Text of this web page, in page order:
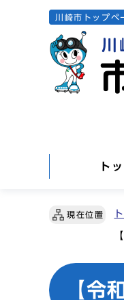
川崎市トップペ
ト
現在位置
【令